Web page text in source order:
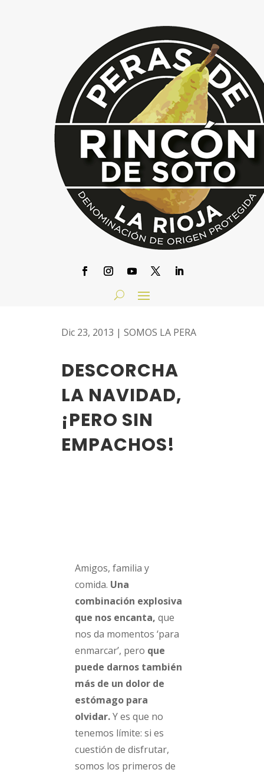
Dic 23, 2013 | SOMOS LA PERA
DESCORCHA
LA NAVIDAD,
¡PERO SIN
EMPACHOS!
Amigos, familia y
comida. Una
combinación explosiva
que nos encanta, que
nos da momentos ‘para
enmarcar’, pero que
puede darnos también
más de un dolor de
estómago para
olvidar.Y es que no
tenemos límite: si es
cuestión de disfrutar,
somos los primeros de